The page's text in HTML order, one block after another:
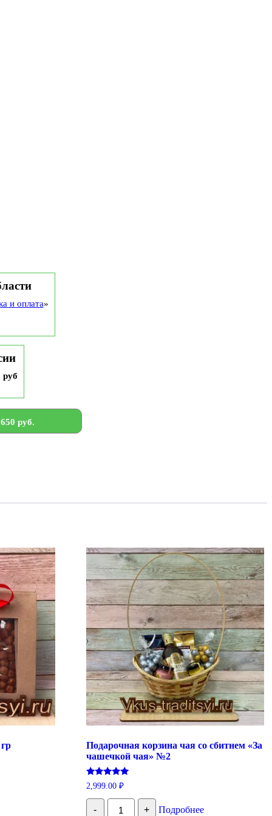
и оплата»
руб
руб.
Подарочная корзина чая со сбитнем «За
чашечкой чая» №2
Оценка
5.00
из 5
2,999.00 ₽
-
Количество
Подарочная
+ Подробнее